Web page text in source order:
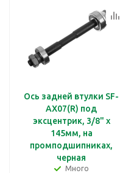
Ось задней втулки SF-
AX07(R) под
эксцентрик, 3/8" x
145мм, на
промподшипниках,
черная
Много